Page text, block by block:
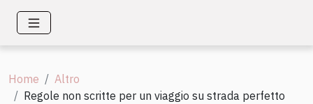
Home
Altro
Regole non scritte per un viaggio su strada perfetto